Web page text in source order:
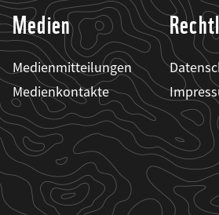
Medien
Medienmitteilungen
Medienkontakte